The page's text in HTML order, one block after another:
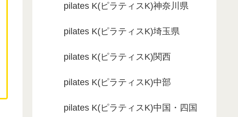
pilates K(ピラティスK)神奈川県
pilates K(ピラティスK)埼玉県
pilates K(ピラティスK)関西
pilates K(ピラティスK)中部
pilates K(ピラティスK)中国・四国